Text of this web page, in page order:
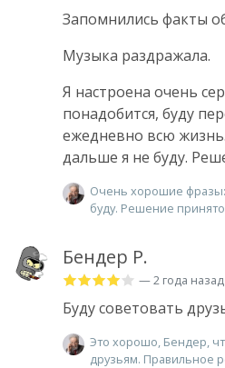
Запомнились факты
Музыка раздражала.
Я настроена очень
понадобится, буду
ежедневно всю
дальше я не буду.
Очень хорошие
буду. Решение
Бендер Р.
— 2 года назад
Буду советовать
Это хорошо, Бендер,
друзьям. Правильное